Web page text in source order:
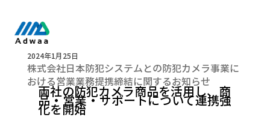
株式会社日本防犯システムとの防犯カメラ事業に
おける営業業務提携締結に関するお知らせ
2024年1月25日
両社の防犯カメラ商品を活用し、商
品・営業・サポートについて連携強
化を開始